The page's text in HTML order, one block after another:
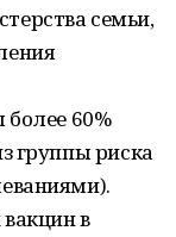
семьи,
более 60%
группы риска
в